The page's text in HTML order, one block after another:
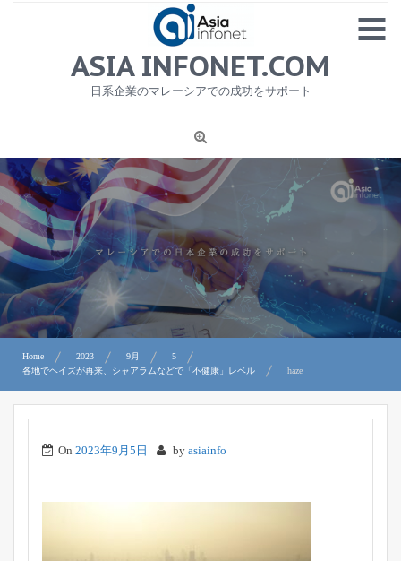
MENU
1
ニュース
労務サービス
プライバシーポリシー及び著作権について
お問合せ
ASIA INFONET.COM
日系企業のマレーシアでの成功をサポート
Home 2023 9月
5
各地でヘイズが再来、シャアラムなどで「不健康」レベル
haze
On 2023年9月5日 by asiainfo